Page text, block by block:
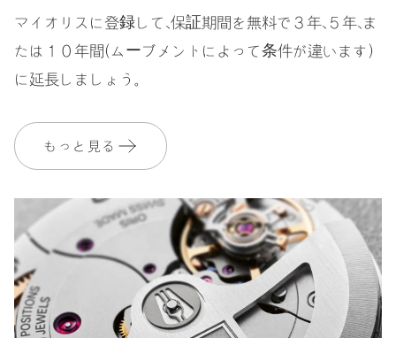
マイオリスに登録して、保証期間を無料で３年、５年、ま
たは１０年間（ムーブメントによって条件が違います）
に延長しましょう。
もっと見る